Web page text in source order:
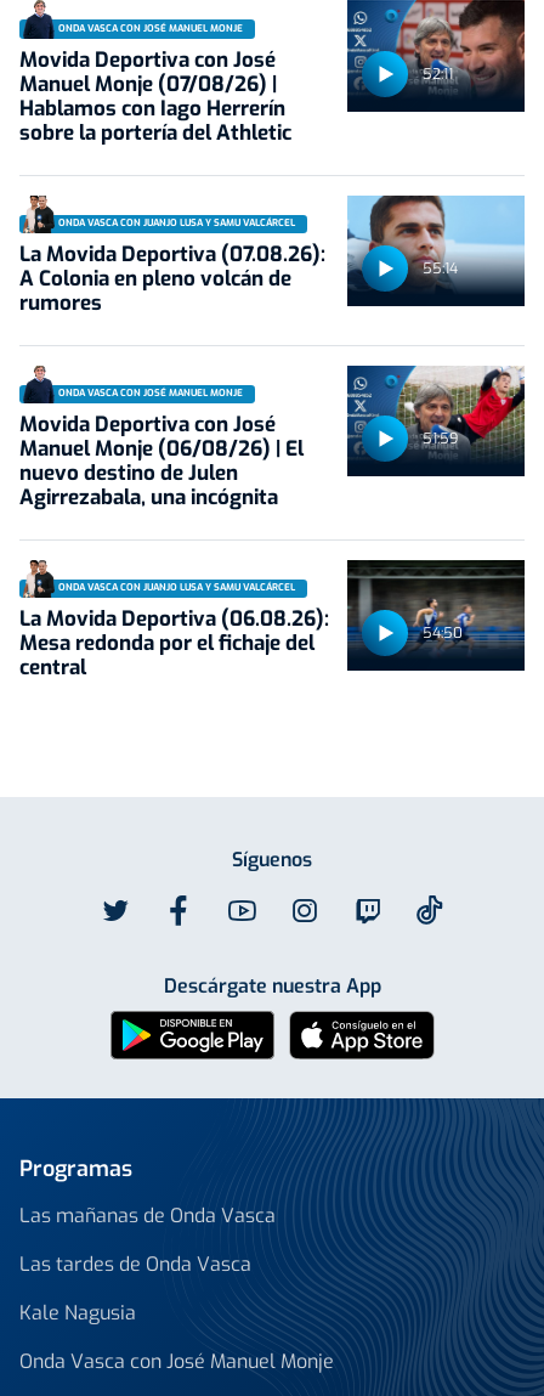
52:11
ONDA VASCA CON JOSÉ MANUEL MONJE
Movida Deportiva con José
Manuel Monje (07/08/26) |
Hablamos con Iago Herrerín
sobre la portería del Athletic
55:14
ONDA VASCA CON JUANJO LUSA Y SAMU VALCÁRCEL
La Movida Deportiva (07.08.26):
A Colonia en pleno volcán de
rumores
51:59
ONDA VASCA CON JOSÉ MANUEL MONJE
Movida Deportiva con José
Manuel Monje (06/08/26) | El
nuevo destino de Julen
Agirrezabala, una incógnita
54:50
ONDA VASCA CON JUANJO LUSA Y SAMU VALCÁRCEL
La Movida Deportiva (06.08.26):
Mesa redonda por el fichaje del
central
Síguenos
Descárgate nuestra App
Programas
Las mañanas de Onda Vasca
Las tardes de Onda Vasca
Kale Nagusia
Onda Vasca con José Manuel Monje